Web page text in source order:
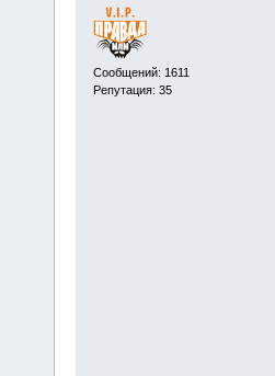
Сообщений: 1611
Репутация: 35